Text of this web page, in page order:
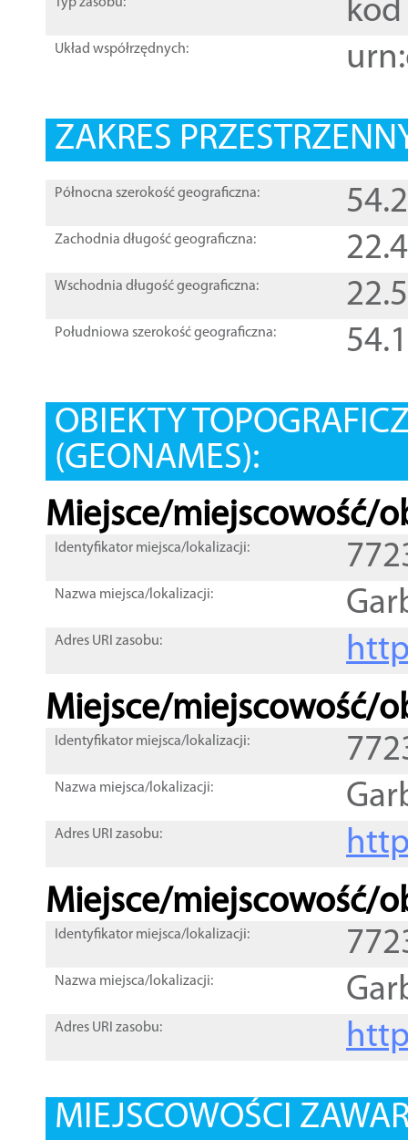
kod
Układ współrzędnych:
ZAKRES
Północna szerokość geograficzna:
Zachodnia długość geograficzna:
Wschodnia długość geograficzna:
Południowa szerokość geograficzna:
OBIEKTY
(GEONAMES):
Miejsce/miejscowość/
Identyfikator miejsca/lokalizacji:
Nazwa miejsca/lokalizacji:
Adres URI zasobu:
Miejsce/miejscowość/
Identyfikator miejsca/lokalizacji:
Nazwa miejsca/lokalizacji:
Adres URI zasobu:
Miejsce/miejscowość/
Identyfikator miejsca/lokalizacji:
Nazwa miejsca/lokalizacji:
Adres URI zasobu:
MIEJSCOWOŚCI